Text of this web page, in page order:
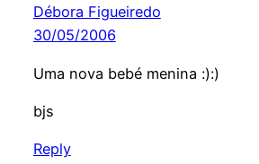
Débora Figueiredo
30/05/2006
Uma nova bebé menina :):)
bjs
Reply